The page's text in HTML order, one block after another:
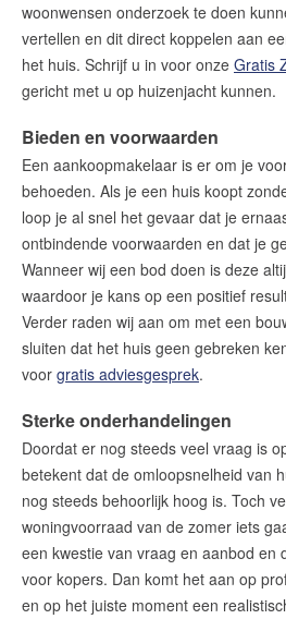
woonwensen onderzoek te doen
vertellen en dit direct koppelen aan
het huis. Schrijf u in voor onze Gratis
gericht met u op huizenjacht kunnen.
Bieden en voorwaarden
Een aankoopmakelaar is er om je
behoeden. Als je een huis koopt
loop je al snel het gevaar dat je
ontbindende voorwaarden en dat je
Wanneer wij een bod doen is deze
waardoor je kans op een positief
Verder raden wij aan om met een
sluiten dat het huis geen gebreken
voor gratis adviesgesprek.
Sterke onderhandelingen
Doordat er nog steeds veel vraag is
betekent dat de omloopsnelheid van
nog steeds behoorlijk hoog is. Toch
woningvoorraad van de zomer iets
een kwestie van vraag en aanbod en
voor kopers. Dan komt het aan op
en op het juiste moment een